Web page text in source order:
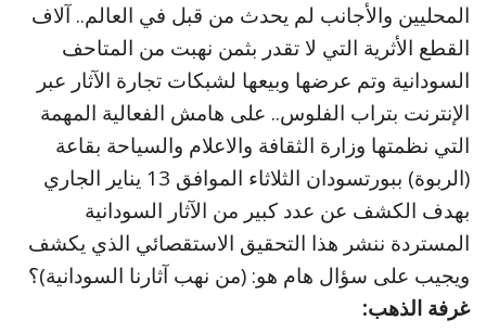
المحليين والأجانب لم يحدث من قبل في العالم.. آلاف
القطع الأثرية التي لا تقدر بثمن نهبت من المتاحف
السودانية وتم عرضها وبيعها لشبكات تجارة الآثار عبر
الإنترنت بتراب الفلوس.. على هامش الفعالية المهمة
التي نظمتها وزارة الثقافة والاعلام والسياحة بقاعة
(الربوة) ببورتسودان الثلاثاء الموافق 13 يناير الجاري
بهدف الكشف عن عدد كبير من الآثار السودانية
المستردة ننشر هذا التحقيق الاستقصائي الذي يكشف
ويجيب على سؤال هام هو: (من نهب آثارنا السودانية)؟
غرفة الذهب: